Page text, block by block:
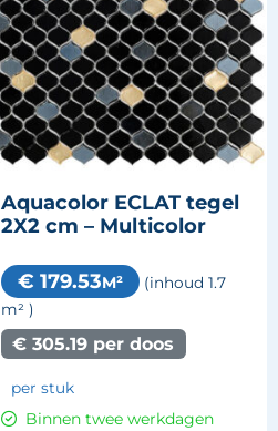
Aquacolor ECLAT tegel
2X2 cm – Multicolor
€ 179.53M²
(inhoud 1.7
m² )
€ 305.19 per doos
per stuk
Binnen twee werkdagen